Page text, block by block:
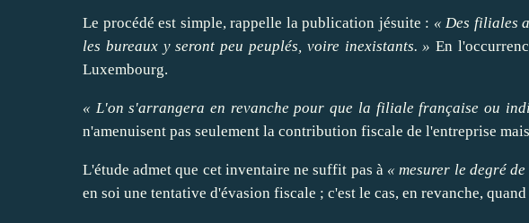
Le procédé est simple, rappelle la publication jésuite : « Des filiales
les bureaux y seront peu peuplés, voire inexistants. » En
Luxembourg.
« L'on s'arrangera en revanche pour que la filiale française ou
n'amenuisent pas seulement la contribution fiscale de l'entreprise
L'étude admet que cet inventaire ne suffit pas à « mesurer le degré
en soi une tentative d'évasion fiscale ; c'est le cas, en revanche,